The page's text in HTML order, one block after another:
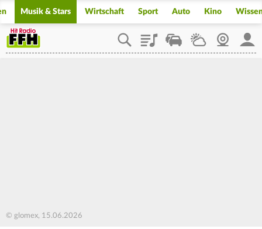
Musik & Stars Wirtschaft Sport Auto Kino
PlaylistStaupilotWetterWebcam
© glomex, 15.06.2026